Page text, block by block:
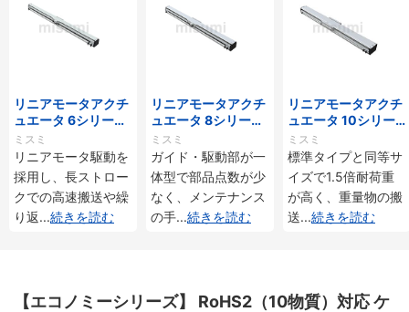
リニアモータアクチ
ュエータ 6シリーズ
標準タイプ インクリ
メンタル・アブソリ
ュート仕様
ミスミ
リニアモータ駆動を
採用し、長ストロー
クでの高速搬送や繰
り返...続きを読む
リニアモータアクチ
ュエータ 8シリーズ
標準タイプ インクリ
メンタル・アブソリ
ュート仕様
ミスミ
ガイド・駆動部が一
体型で部品点数が少
なく、メンテナンス
の手...続きを読む
リニアモータアクチ
ュエータ 10シリー
ズ 標準タイプ 重荷
重 インクリメンタ
ル・アブソリュート
仕様
ミスミ
標準タイプと同等サ
イズで1.5倍耐荷重
が高く、重量物の搬
送...続きを読む
【エコノミーシリーズ】 RoHS2（10物質）対応 ケ